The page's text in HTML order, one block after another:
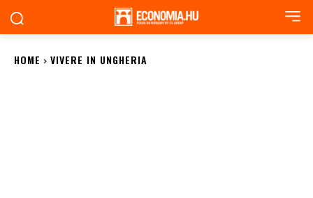
HOME VIVERE IN UNGHERIA